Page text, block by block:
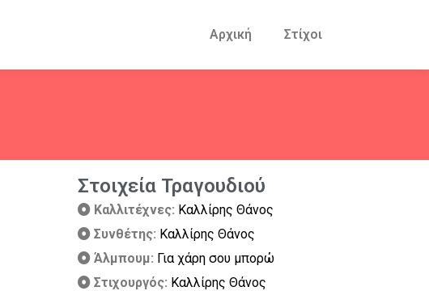
Αρχική Στίχοι
Στοιχεία Τραγουδιού
Καλλιτέχνες: Καλλίρης Θάνος
Συνθέτης: Καλλίρης Θάνος
Άλμπουμ: Για χάρη σου μπορώ
Στιχουργός: Καλλίρης Θάνος